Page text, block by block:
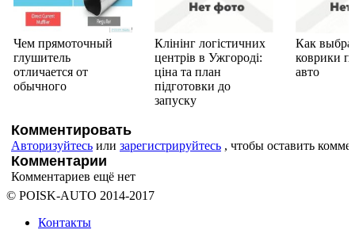
Чем прямоточный
глушитель
отличается от
обычного
Клінінг логістичних
центрів в Ужгороді:
ціна та план
підготовки до
запуску
Как
коврики
авто
Комментировать
Авторизуйтесь или зарегистрируйтесь , чтобы оставить
Комментарии
Комментариев ещё нет
© POISK-AUTO 2014-2017
Контакты